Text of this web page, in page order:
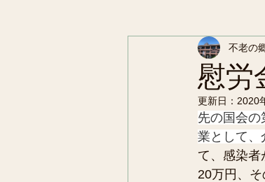
慰労
不老の
更新日： 2020
先の国会
業として、
て、感染者
20万円、